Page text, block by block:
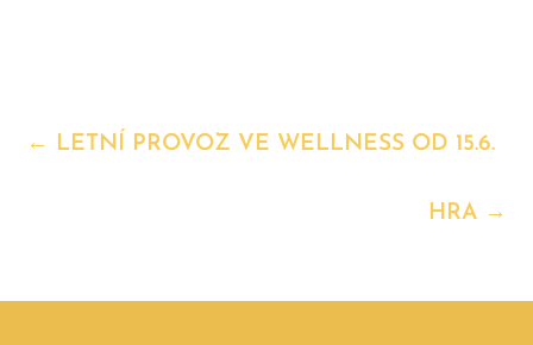
← LETNÍ PROVOZ VE WELLNESS OD 15.6.
HRA→